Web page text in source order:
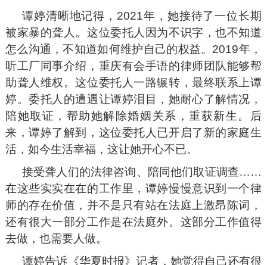
谭婷清晰地记得，2021年，她接待了一位长期
被家暴的聋人。这位委托人因为不识字，也不知道
怎么沟通，不知道如何维护自己的权益。2019年，
听工厂同事介绍，重庆有会手语的律师团队能够帮
助聋人维权。这位委托人一路辗转，最终联系上谭
婷。委托人的遭遇让谭婷泪目，她耐心了解情况，
陪她取证，帮助她解除婚姻关系，重获新生。后
来，谭婷了解到，这位委托人已开启了新的家庭生
活，如今生活幸福，这让她开心不已。
接受聋人们的法律咨询、陪同他们取证调查……
在这些实实在在的工作里，谭婷慢慢意识到一个律
师的存在价值，并不是只有站在法庭上激昂陈词，
还有很大一部分工作是在法庭外。这部分工作值得
去做，也需要人做。
谭婷告诉《华夏时报》记者，她觉得自己还有很